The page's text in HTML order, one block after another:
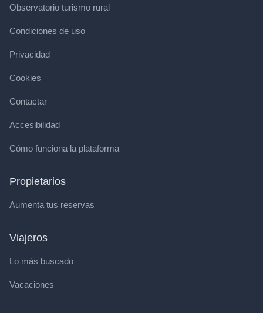
Observatorio turismo rural
Condiciones de uso
Privacidad
Cookies
Contactar
Accesibilidad
Cómo funciona la plataforma
Propietarios
Aumenta tus reservas
Viajeros
Lo más buscado
Vacaciones